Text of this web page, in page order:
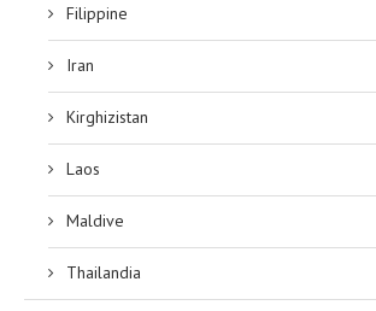
Filippine
Iran
Kirghizistan
Laos
Maldive
Thailandia